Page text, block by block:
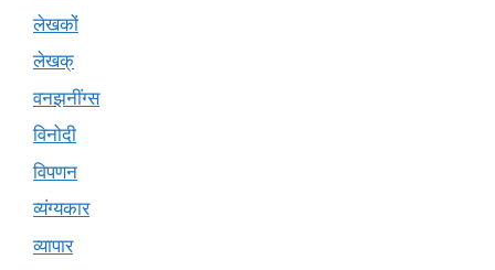
लेखकों
लेखक्
वनझनींग्स
विनोदी
विपणन
व्यंग्यकार
व्यापार